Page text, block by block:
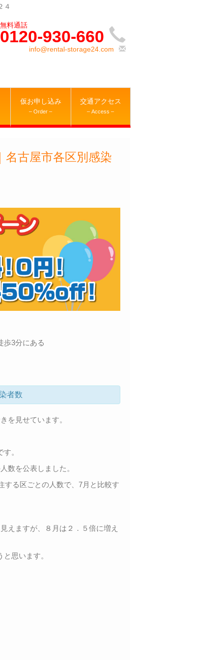
４
0120-930-660
info@rental-storage24.com
仮お申し込み
– Order –
交通アクセス
– Access –
古屋市各区別感染
歩3分にある
者数
を見せています。
。
数を公表しました。
する区ごとの人数で、7月と比較す
えますが、８月は２．５倍に増え
思います。